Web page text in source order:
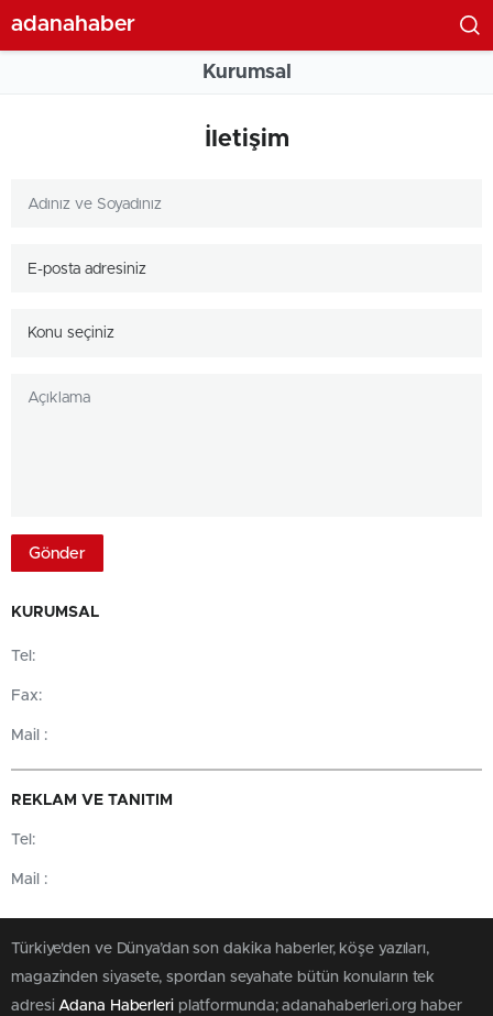
adanahaber
Kurumsal
İletişim
Konu seçiniz
KURUMSAL
Tel:
Fax:
Mail :
REKLAM VE TANITIM
Tel:
Mail :
Türkiye'den ve Dünya’dan son dakika haberler, köşe yazıları,
magazinden siyasete, spordan seyahate bütün konuların tek
adresiAdana Haberleriplatformunda; adanahaberleri.org haber